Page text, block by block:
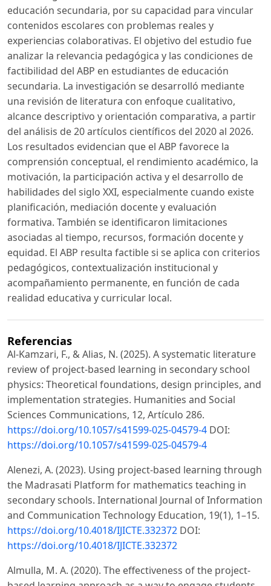
educación secundaria, por su capacidad para vincular
contenidos escolares con problemas reales y
experiencias colaborativas. El objetivo del estudio fue
analizar la relevancia pedagógica y las condiciones de
factibilidad del ABP en estudiantes de educación
secundaria. La investigación se desarrolló mediante
una revisión de literatura con enfoque cualitativo,
alcance descriptivo y orientación comparativa, a partir
del análisis de 20 artículos científicos del 2020 al 2026.
Los resultados evidencian que el ABP favorece la
comprensión conceptual, el rendimiento académico, la
motivación, la participación activa y el desarrollo de
habilidades del siglo XXI, especialmente cuando existe
planificación, mediación docente y evaluación
formativa. También se identificaron limitaciones
asociadas al tiempo, recursos, formación docente y
equidad. El ABP resulta factible si se aplica con criterios
pedagógicos, contextualización institucional y
acompañamiento permanente, en función de cada
realidad educativa y curricular local.
Referencias
Al-Kamzari, F., & Alias, N. (2025). A systematic literature
review of project-based learning in secondary school
physics: Theoretical foundations, design principles, and
implementation strategies. Humanities and Social
Sciences Communications, 12, Artículo 286.
https://doi.org/10.1057/s41599-025-04579-4 DOI:
https://doi.org/10.1057/s41599-025-04579-4
Alenezi, A. (2023). Using project-based learning through
the Madrasati Platform for mathematics teaching in
secondary schools. International Journal of Information
and Communication Technology Education, 19(1), 1–15.
https://doi.org/10.4018/IJICTE.332372 DOI:
https://doi.org/10.4018/IJICTE.332372
Almulla, M. A. (2020). The effectiveness of the project-